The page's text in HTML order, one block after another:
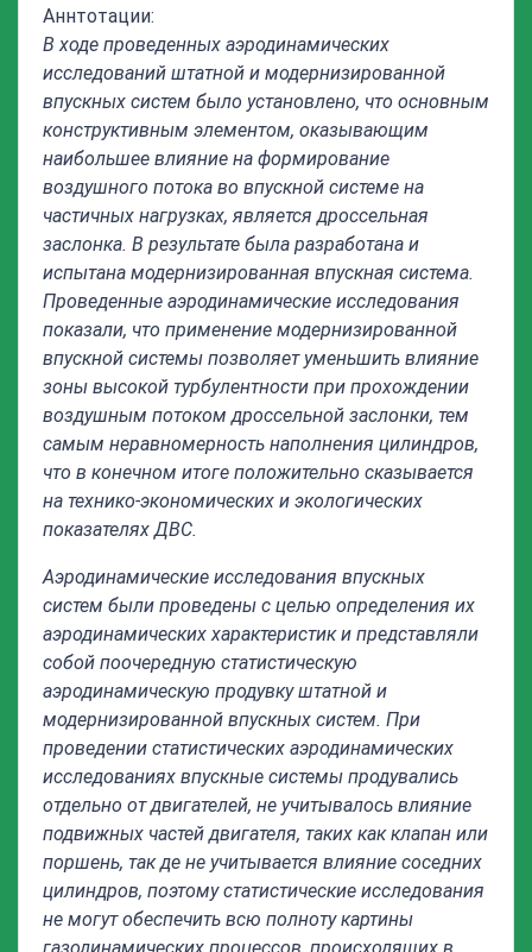
Аннтотации:
В ходе проведенных аэродинамических
исследований штатной и модернизированной
впускных систем было установлено, что основным
конструктивным элементом, оказывающим
наибольшее влияние на формирование
воздушного потока во впускной системе на
частичных нагрузках, является дроссельная
заслонка. В результате была разработана и
испытана модернизированная впускная система.
Проведенные аэродинамические исследования
показали, что применение модернизированной
впускной системы позволяет уменьшить влияние
зоны высокой турбулентности при прохождении
воздушным потоком дроссельной заслонки, тем
самым неравномерность наполнения цилиндров,
что в конечном итоге положительно сказывается
на технико-экономических и экологических
показателях ДВС.
Аэродинамические исследования впускных
систем были проведены с целью определения их
аэродинамических характеристик и представляли
собой поочередную статистическую
аэродинамическую продувку штатной и
модернизированной впускных систем. При
проведении статистических аэродинамических
исследованиях впускные системы продувались
отдельно от двигателей, не учитывалось влияние
подвижных частей двигателя, таких как клапан или
поршень, так де не учитывается влияние соседних
цилиндров, поэтому статистические исследования
не могут обеспечить всю полноту картины